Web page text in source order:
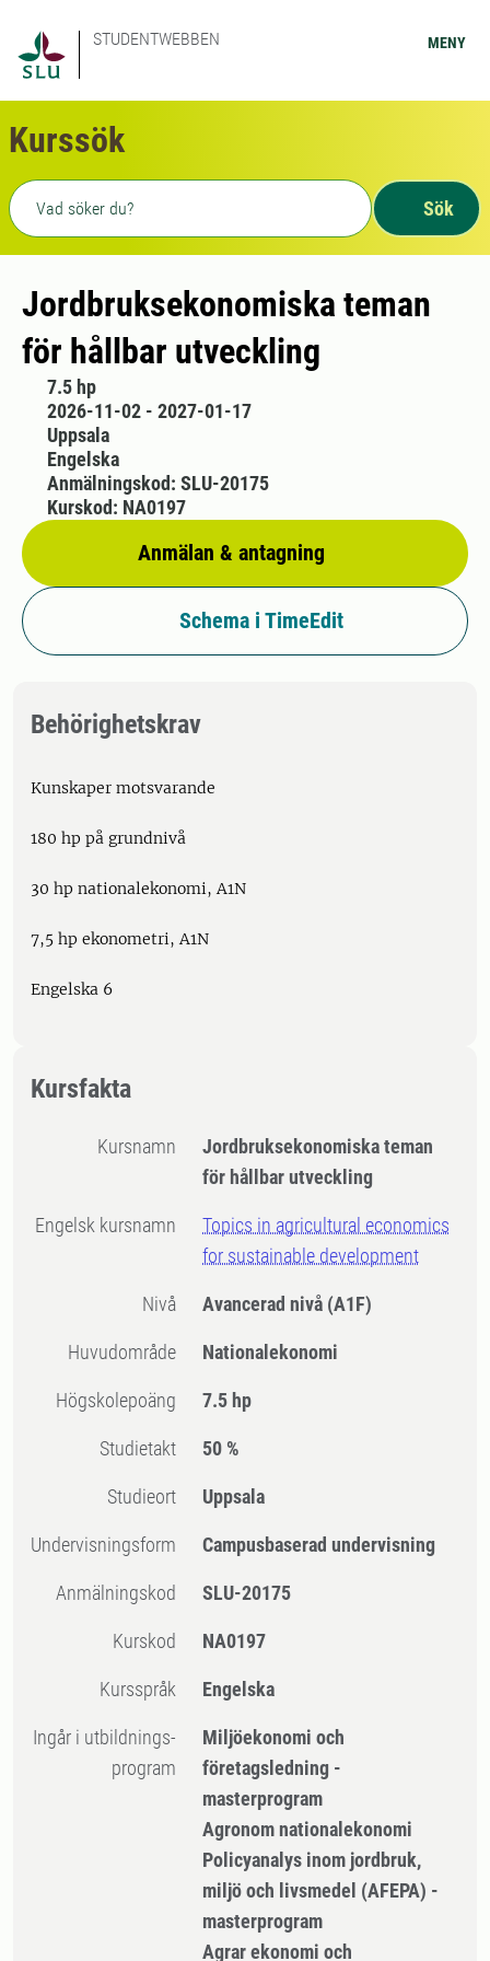
STUDENTWEBBEN MENY
Kurssök
Fritext sökning
Sök
Jordbruksekonomiska teman
för hållbar utveckling
7.5 hp
2026-11-02 - 2027-01-17
Uppsala
Engelska
Anmälan & antagning
Anmälningskod: SLU-20175
Kurskod: NA0197
Schema i TimeEdit
Behörighetskrav
Kunskaper motsvarande
180 hp på grundnivå
30 hp nationalekonomi, A1N
7,5 hp ekonometri, A1N
Engelska 6
Kursfakta
Kursnamn
Jordbruksekonomiska teman
för hållbar utveckling
Engelsk kursnamn
Topics in agricultural economics
for sustainable development
Nivå Avancerad nivå (A1F)
Huvudområde Nationalekonomi
högskolepoäng 7.5 hp
Studietakt 50 %
Studieort Uppsala
Undervisningsform Campusbaserad undervisning
Anmälningskod SLU-20175
Kurskod NA0197
Kursspråk Engelska
Ingår i utbildnings-
program
Miljöekonomi och
företagsledning -
masterprogram
Agronom nationalekonomi
Policyanalys inom jordbruk,
miljö och livsmedel (AFEPA) -
masterprogram
Agrar ekonomi och